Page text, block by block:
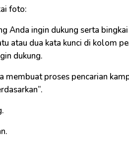
foto:
Anda ingin dukung serta
atau dua kata kunci di kolom
dukung.
membuat proses pencarian